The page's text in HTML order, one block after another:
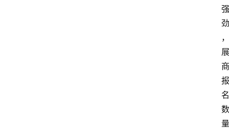
强
劲
，
展
商
报
名
数
量